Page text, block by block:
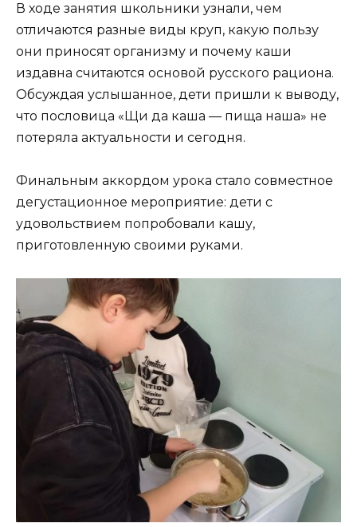
В ходе занятия школьники узнали, чем
отличаются разные виды круп, какую пользу
они приносят организму и почему каши
издавна считаются основой русского рациона.
Обсуждая услышанное, дети пришли к выводу,
что пословица «Щи да каша — пища наша» не
потеряла актуальности и сегодня.
Финальным аккордом урока стало совместное
дегустационное мероприятие: дети с
удовольствием попробовали кашу,
приготовленную своими руками.